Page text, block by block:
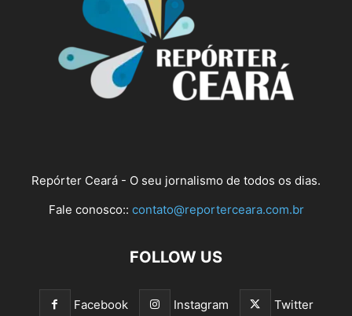
Repórter Ceará - O seu jornalismo de todos os dias.
Fale conosco:: contato@reporterceara.com.br
FOLLOW US
Facebook Instagram Twitter